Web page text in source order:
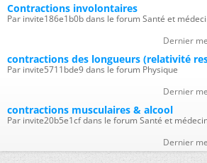
Contractions involontaires
Par invite186e1b0b dans le forum Santé et
Dernier
contractions des longueurs (relativité
Par invite5711bde9 dans le forum Physique
Dernier
contractions musculaires & alcool
Par invite20b5e1cf dans le forum Santé et
Dernier